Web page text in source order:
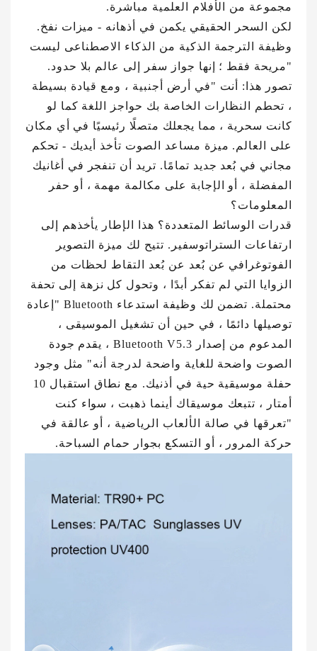
مجموعة من الأفلام العلمية مباشرة.
لكن السحر الحقيقي يكمن في أذهانه - ميزات نفخ.
وظيفة الترجمة الذكية من الذكاء الاصطناعى ليست
"مريحة فقط ؛ إنها جواز سفر إلى عالم بلا حدود.
تصور هذا: أنت "في أرض أجنبية ، ومع قيادة بسيطة
، تحطم النظارات الخاصة بك حواجز اللغة كما لو
كانت سحرية ، مما يجعلك متصلًا رئيسيًا في أي مكان
على العالم. ميزة مساعد الصوت تأخذ أيديك - تحكم
مجاني في بُعد جديد تمامًا. تريد أن تنفجر في أغانيك
المفضلة ، أو الإجابة على مكالمة مهمة ، أو حفر
المعلومات؟
قدرات الوسائط المتعددة؟ هذا الإطار يأخذهم إلى
ارتفاعات الستراتوسفير. تتيح لك ميزة التصوير
الفوتوغرافي عن بُعد عن بُعد التقاط لحظات من
الزوايا التي لم تفكر أبدًا ، وتحول كل نزهة إلى تحفة
محتملة. تضمن لك وظيفة استدعاء Bluetooth "إعادة
توصيلها دائمًا ، في حين أن تشغيل الموسيقى ،
المدعوم من إصدار Bluetooth V5.3 ، يقدم جودة
الصوت واضحة للغاية واضحة لدرجة أنه" مثل وجود
حفلة موسيقية حية في أذنيك. مع نطاق استقبال 10
أمتار ، تتبعك موسيقاك أينما ذهبت ، سواء كنت
"تعرقها في صالة الألعاب الرياضية ، أو عالقة في
حركة المرور ، أو التسكع بجوار حمام السباحة.